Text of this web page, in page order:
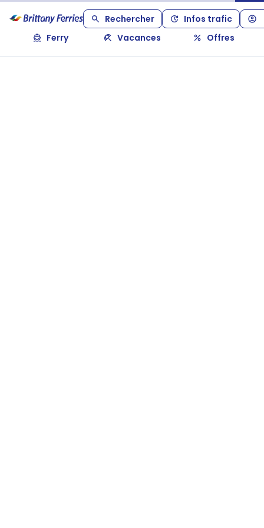
Rechercher
Infos trafic
Ferry
Vacances Offres